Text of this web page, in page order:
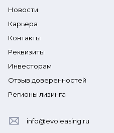
Новости
Карьера
Контакты
Реквизиты
Инвесторам
Отзыв доверенностей
Регионы лизинга
info@evoleasing.ru